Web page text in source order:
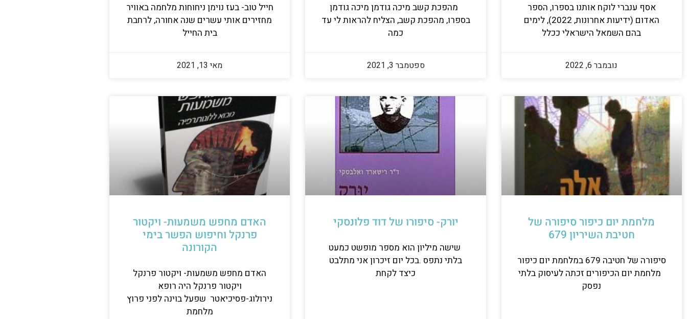
אסף ענברי לוקח אותנו בספרו, הספר
האדום (ידיעות אחרונות, 2022), לימים
בהם השמאל הישראלי ככלל
נובמבר 6, 2022
מהפכת קשב מיכה גודמן מיכה גודמן
בספרו, מהפכת קשב, הצליח להראות לי עד
כמה
ספטמבר 3, 2021
חייל טוב- בעז נוימן ניחוחות מלחמה באוויר
מחזירים אותי עשרים שנה אחורה, לרחבת
בית החייל
מאי 13, 2021
מלחמת יום כיפור סיפורה של
חטיבת השיריון 679
סיפורה של חטיבה 679 במלחמת יום כיפור
מלחמת יום הכיפורים זכתה לעיסוק בלתי
נפסק
יורק- סיפורו של דוד פלונסקי
שישה מיליון הוא מספר מופשט כמעט
בלתי נתפס .בכל יום זיכרון אני מתלבט
כיצד לקחת
האדם מחפש משמעות- ויקטור
פרנקל וחיפוש הפשר בימי
הקורונה
האדם מחפש משמעות- ויקטור פרנקל
ויקטור פרנקל היה רופא
נירולוג-פסיכיאטר שפעל בוינה לפני פרוץ
מלחמת
רישום לניוזלטר
ירשמו לקבלת המלצות וביקורות על
פודקאסטים, סדרות וספרים.
לא יותר ממייל בחודש
שלנו.